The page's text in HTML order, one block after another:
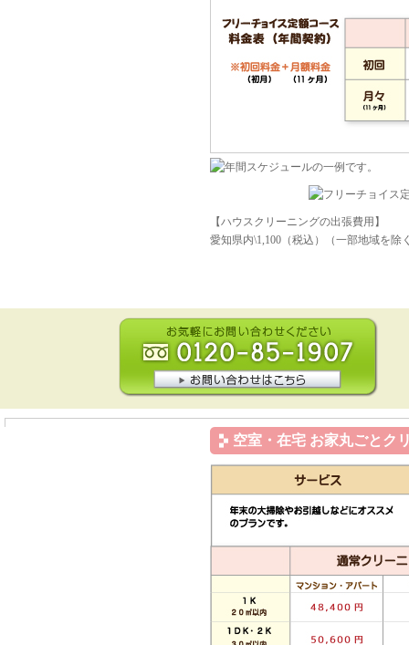
【ハウスクリーニングの出張費用】
愛知県内\1,100（税込）（一部地域を
空室・在宅 お家丸ごとク